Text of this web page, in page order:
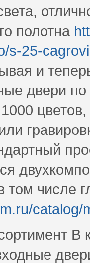
полотна
s-25-
и
двери по
том числе
В